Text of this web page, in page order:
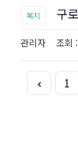
복지 구
관리자 조회
1